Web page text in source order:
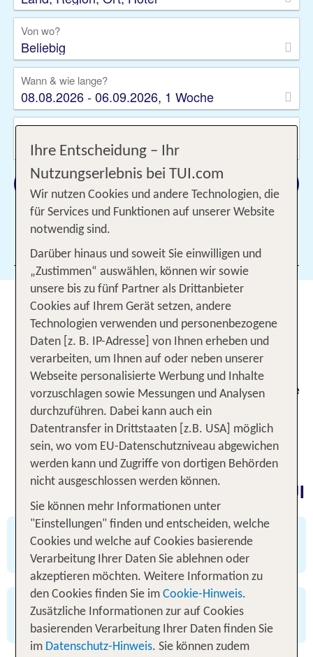
Privattransfer
Zusatzleistungen
Von wo?
Beliebig
Wann & wie lange?
08.08.2026 - 06.09.2026, 1 Woche
Wer reist mit?
2 Erwachsene
Suchen
Filter hinzufügen
Super Last Minute - Bis zu 50 %
Rabatt auf Traumziele sichern
Wir bringen dich Super Last Minute an die
schönsten Orte der Welt - und du sparst bis zu 50
% auf deinen Sommerurlaub! Entdecke traumhafte
Ziele wie Kreta, Mallorca, Rhodos, die Türkei,
Spanien u. v. m. zum attraktiven Preis.Heute
buchen, morgen Urlaub.
Rundum sorglos buchen - mit TUI
✅ viele Angebote mit Flex Tarif buchbar
✅ 3 Tage kostenfrei stornieren
✅ 24/7 Service
✅ bewährte TUI Qualität
Ihre Entscheidung – Ihr
Nutzungserlebnis bei TUI.com
Wir nutzen Cookies und andere Technologien, die
für Services und Funktionen auf unserer Website
notwendig sind.
Darüber hinaus und soweit Sie einwilligen und
„Zustimmen“ auswählen, können wir sowie
unsere bis zu fünf Partner als Drittanbieter
Cookies auf Ihrem Gerät setzen, andere
Technologien verwenden und personenbezogene
Daten [z. B. IP-Adresse] von Ihnen erheben und
verarbeiten, um Ihnen auf oder neben unserer
Webseite personalisierte Werbung und Inhalte
vorzuschlagen sowie Messungen und Analysen
durchzuführen. Dabei kann auch ein
Datentransfer in Drittstaaten [z.B. USA] möglich
sein, wo vom EU-Datenschutzniveau abgewichen
werden kann und Zugriffe von dortigen Behörden
nicht ausgeschlossen werden können.
Sie können mehr Informationen unter
"Einstellungen" finden und entscheiden, welche
Cookies und welche auf Cookies basierende
Verarbeitung Ihrer Daten Sie ablehnen oder
akzeptieren möchten. Weitere Information zu
den Cookies finden Sie im Cookie-Hinweis.
Zusätzliche Informationen zur auf Cookies
basierenden Verarbeitung Ihrer Daten finden Sie
im Datenschutz-Hinweis. Sie können zudem